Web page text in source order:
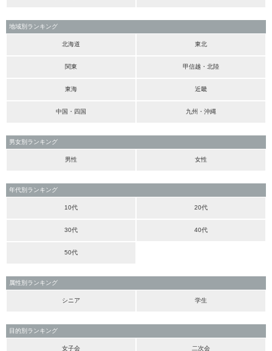
地域別ランキング
北海道 東北
関東 甲信越・北陸
東海 近畿
中国・四国 九州・沖縄
男女別ランキング
男性 女性
年代別ランキング
10代 20代
30代 40代
50代
属性別ランキング
シニア 学生
目的別ランキング
女子会 二次会